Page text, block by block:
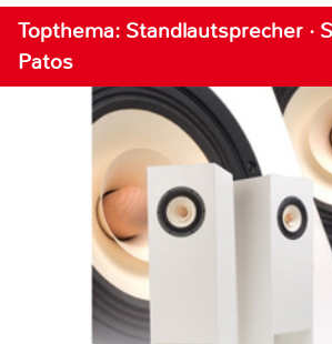
Topthema: Standlautsprecher ·
Patos